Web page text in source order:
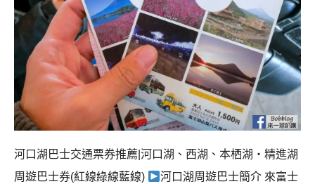
河口湖巴士交通票券推薦|河口湖、西湖、本栖湖・精進湖
周遊巴士券(紅線綠線藍線)
河口湖周遊巴士簡介 來富士